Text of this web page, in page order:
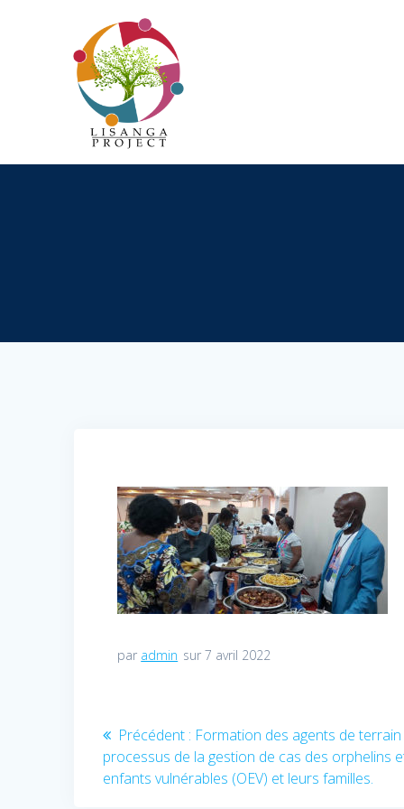
par admin sur 7 avril 2022
Navigation
de
Précédent : Article
précédent
:
Formation des agents de
processus de la gestion de cas des orphelins
enfants vulnérables (OEV) et leurs familles.